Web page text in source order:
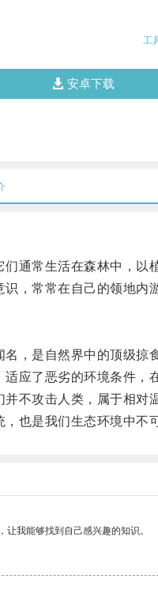
工
安卓下载
常生活在森林中，以植
，常常在自己的领地内游
，是自然界中的顶级掠食
了恶劣的环境条件，在
攻击人类，属于相对温
是我们生态环境中不可
我能够找到自己感兴趣的知识。